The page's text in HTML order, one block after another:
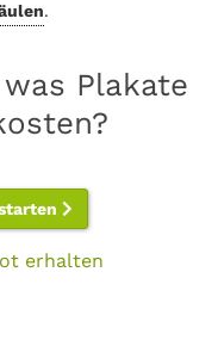
.
Plakate
erhalten